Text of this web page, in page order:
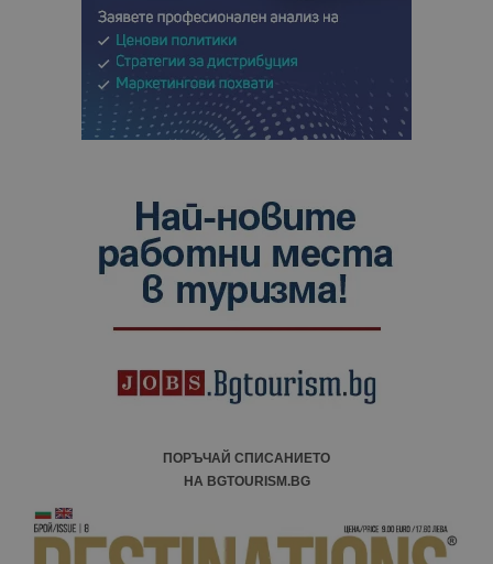
ПОРЪЧАЙ СПИСАНИЕТО
НА BGTOURISM.BG